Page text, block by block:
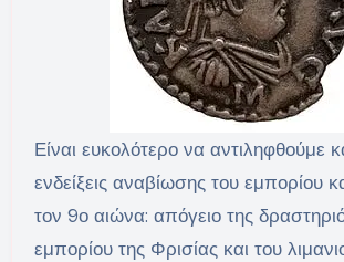
Είναι ευκολότερο να αντιληφθούμε
ενδείξεις αναβίωσης του εμπορίου
τον 9ο αιώνα: απόγειο της
εμπορίου της Φρισίας και του